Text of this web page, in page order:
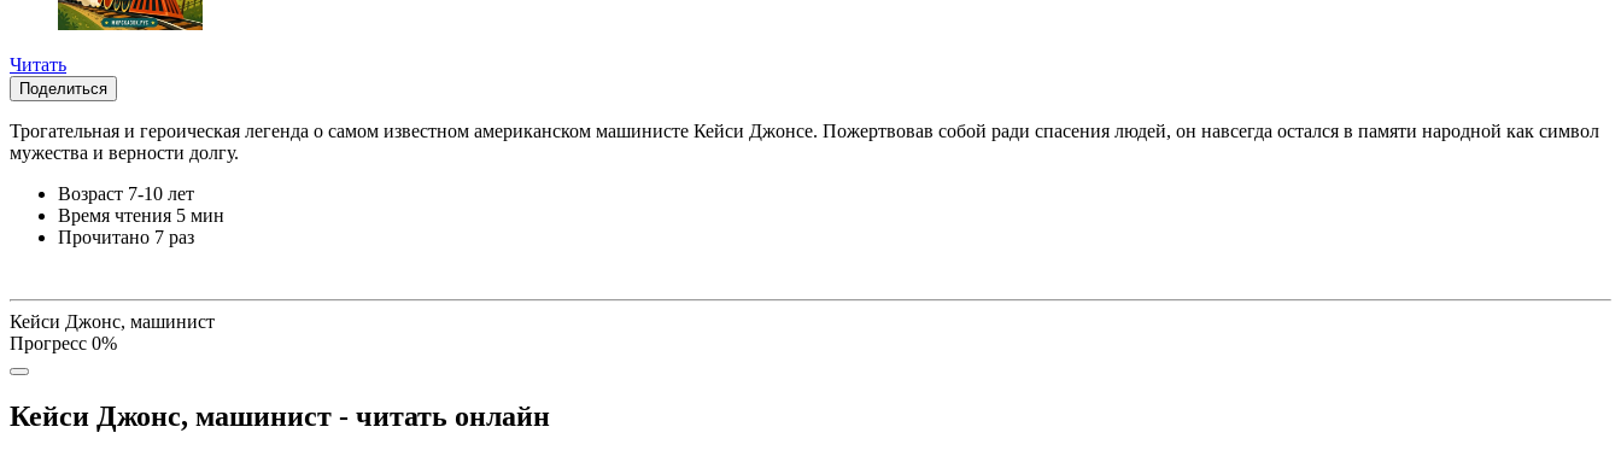
Читать
Поделиться
Трогательная и героическая легенда о самом известном американском машинисте Кейси Джонсе. Пожертвовав собой ради спасения людей, он навсегда остался в памяти народной как символ
мужества и верности долгу.
Возраст 7-10 лет
Время чтения 5 мин
Прочитано 7 раз
Кейси Джонс, машинист
Прогресс 0%
Кейси Джонс, машинист - читать онлайн